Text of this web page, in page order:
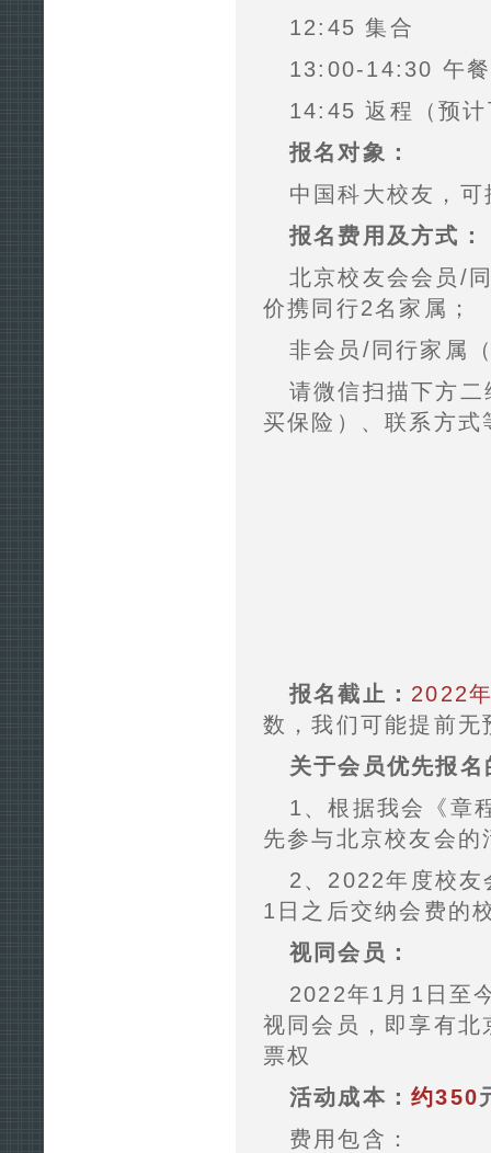
12:45 集合
13:00-14:30 午餐
14:45 返程（预
报名对象：
中国科大校友，
报名费用及方式：
北京校友会会员/
价携同行2名家属；
非会员/同行家属
请微信扫描下方
买保险）、联系方式
报名截止： 2022
数，我们可能提前
关于会员优先报
1、根据我会《章
先参与北京校友会的
2、2022年度校
1日之后交纳会费的
视同会员：
2022年1月1日至
视同会员，即享有
票权
活动成本：约350
费用包含：